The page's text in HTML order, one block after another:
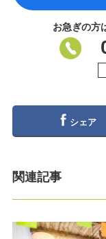
お急ぎの方
シェア
関連記事